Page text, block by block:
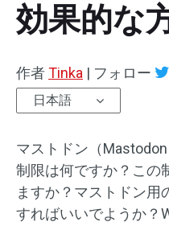
トリミング/スプリッ
テキスト/エレメント
動画色調整
回転/反転
効果的な
作者Tinka | フォロー
日本語
マストドン（
制限は何ですか？この
ますか？マストドン用
すればいいでようか？